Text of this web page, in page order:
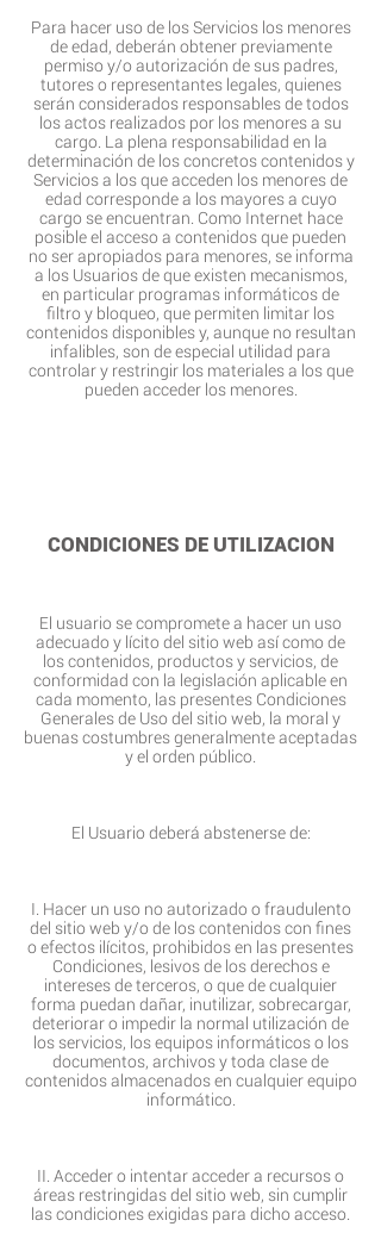
Para hacer uso de los Servicios los menores
de edad, deberán obtener previamente
permiso y/o autorización de sus padres,
tutores o representantes legales, quienes
serán considerados responsables de todos
los actos realizados por los menores a su
cargo. La plena responsabilidad en la
determinación de los concretos contenidos y
Servicios a los que acceden los menores de
edad corresponde a los mayores a cuyo
cargo se encuentran. Como Internet hace
posible el acceso a contenidos que pueden
no ser apropiados para menores, se informa
a los Usuarios de que existen mecanismos,
en particular programas informáticos de
filtro y bloqueo, que permiten limitar los
contenidos disponibles y, aunque no resultan
infalibles, son de especial utilidad para
controlar y restringir los materiales a los que
pueden acceder los menores.
CONDICIONES DE UTILIZACION
El usuario se compromete a hacer un uso
adecuado y lícito del sitio web así como de
los contenidos, productos y servicios, de
conformidad con la legislación aplicable en
cada momento, las presentes Condiciones
Generales de Uso del sitio web, la moral y
buenas costumbres generalmente aceptadas
y el orden público.
El Usuario deberá abstenerse de:
I. Hacer un uso no autorizado o fraudulento
del sitio web y/o de los contenidos con fines
o efectos ilícitos, prohibidos en las presentes
Condiciones, lesivos de los derechos e
intereses de terceros, o que de cualquier
forma puedan dañar, inutilizar, sobrecargar,
deteriorar o impedir la normal utilización de
los servicios, los equipos informáticos o los
documentos, archivos y toda clase de
contenidos almacenados en cualquier equipo
informático.
II. Acceder o intentar acceder a recursos o
áreas restringidas del sitio web, sin cumplir
las condiciones exigidas para dicho acceso.